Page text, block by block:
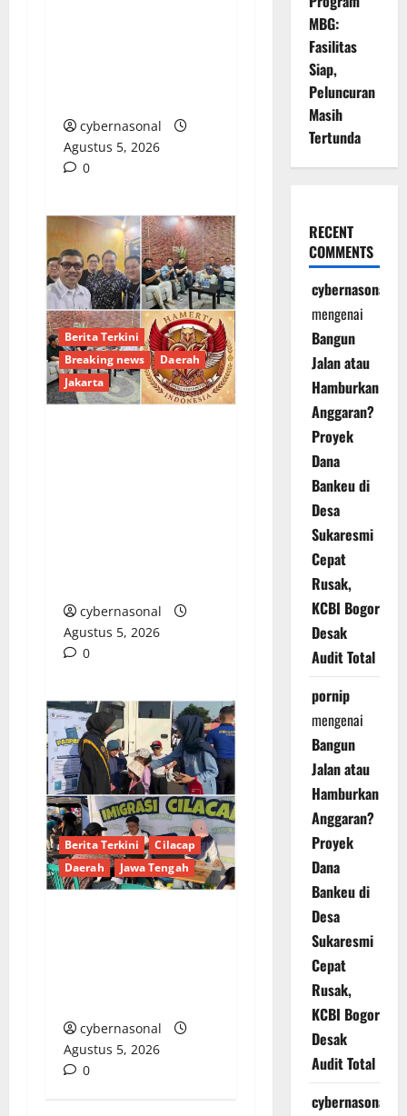
cybernasonal
Agustus 5, 2026
0
Berita Terkini
Breaking news
Daerah
Jakarta
cybernasonal
Agustus 5, 2026
0
Berita Terkini
Cilacap
Daerah
Jawa Tengah
cybernasonal
Agustus 5, 2026
0
MBG:
Fasilitas
Siap,
Peluncuran
Masih
Tertunda
RECENT
COMMENTS
cybernasonal
mengenai
Bangun
Jalan atau
Hamburkan
Anggaran?
Proyek
Dana
Bankeu di
Desa
Sukaresmi
Cepat
Rusak,
KCBI Bogor
Desak
Audit Total
pornip
mengenai
Bangun
Jalan atau
Hamburkan
Anggaran?
Proyek
Dana
Bankeu di
Desa
Sukaresmi
Cepat
Rusak,
KCBI Bogor
Desak
Audit Total
cybernasonal